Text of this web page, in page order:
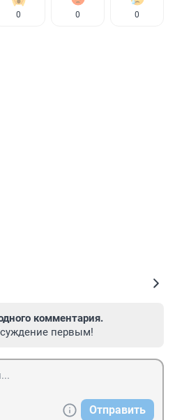
0 0 0
комментария.
первым!
Отправить